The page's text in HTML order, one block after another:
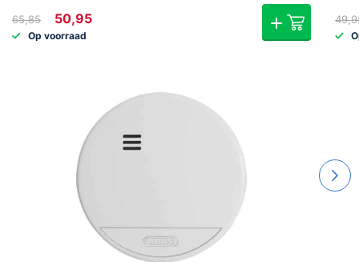
65,85
Oorspronkelijke
prijs
was:
50,95
Op voorraad